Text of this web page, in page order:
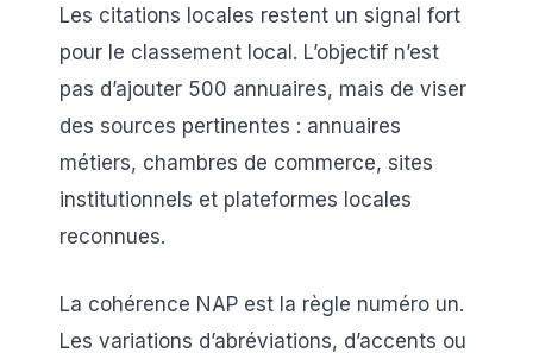
Les citations locales restent un signal fort
pour le classement local. L’objectif n’est
pas d’ajouter 500 annuaires, mais de viser
des sources pertinentes : annuaires
métiers, chambres de commerce, sites
institutionnels et plateformes locales
reconnues.
La cohérence NAP est la règle numéro un.
Les variations d’abréviations, d’accents ou